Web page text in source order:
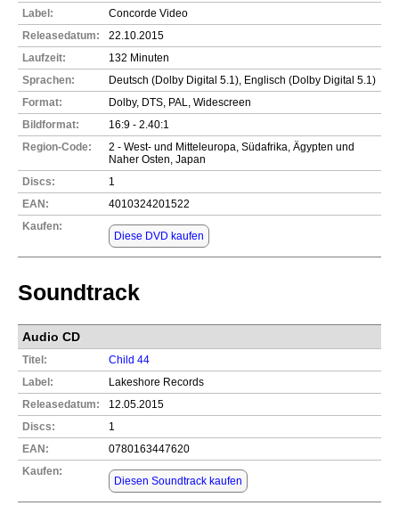
Label:
Concorde Video
Releasedatum:
22.10.2015
Laufzeit:
132 Minuten
Sprachen:
Deutsch (Dolby Digital 5.1), Englisch (Dolby Digital 5.1)
Format:
Dolby, DTS, PAL, Widescreen
Bildformat:
16:9 - 2.40:1
Region-Code:
2 - West- und Mitteleuropa, Südafrika, Ägypten und
Naher Osten, Japan
Discs:
1
EAN:
4010324201522
Kaufen:
Diese DVD kaufen
Soundtrack
Audio CD
Titel:
Child 44
Label:
Lakeshore Records
Releasedatum:
12.05.2015
Discs:
1
EAN:
0780163447620
Kaufen:
Diesen Soundtrack kaufen